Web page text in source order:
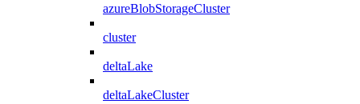
azureBlobStorageCluster
cluster
deltaLake
deltaLakeCluster